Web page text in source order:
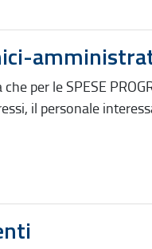
per le SPESE
il personale